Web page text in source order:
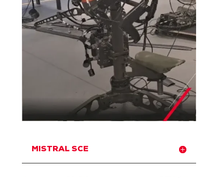
MISTRAL SCE